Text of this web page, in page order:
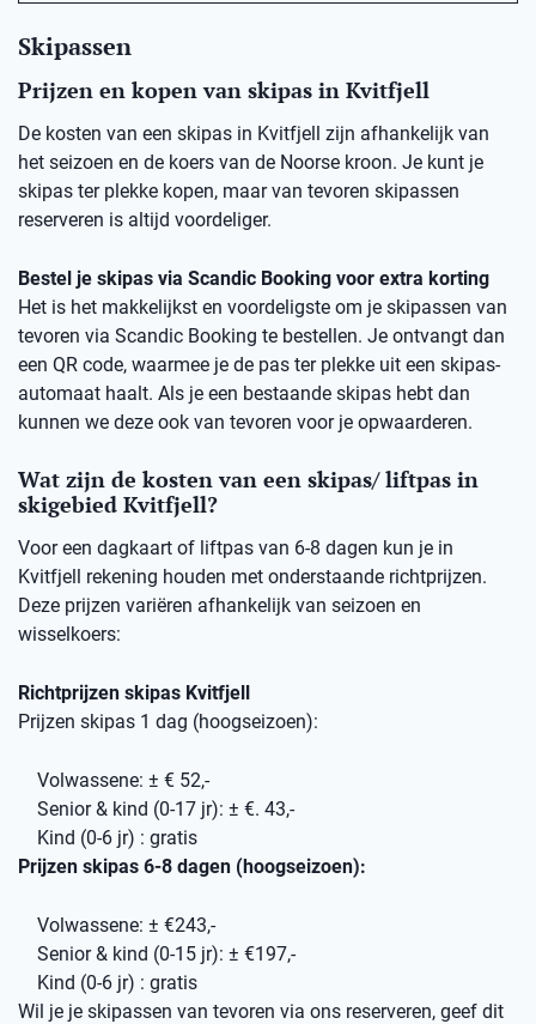
Skipassen
Prijzen en kopen van skipas in Kvitfjell
De kosten van een skipas in Kvitfjell zijn afhankelijk van
het seizoen en de koers van de Noorse kroon. Je kunt je
skipas ter plekke kopen, maar van tevoren skipassen
reserveren is altijd voordeliger.
Bestel je skipas via Scandic Booking voor extra korting
Het is het makkelijkst en voordeligste om je skipassen van
tevoren via Scandic Booking te bestellen. Je ontvangt dan
een QR code, waarmee je de pas ter plekke uit een skipas-
automaat haalt. Als je een bestaande skipas hebt dan
kunnen we deze ook van tevoren voor je opwaarderen.
Wat zijn de kosten van een skipas/ liftpas in
skigebied Kvitfjell?
Voor een dagkaart of liftpas van 6-8 dagen kun je in
Kvitfjell rekening houden met onderstaande richtprijzen.
Deze prijzen variëren afhankelijk van seizoen en
wisselkoers:
Richtprijzen skipas Kvitfjell
Prijzen skipas 1 dag (hoogseizoen):
Volwassene: ± € 52,-
Senior & kind (0-17 jr): ± €. 43,-
Kind (0-6 jr) : gratis
Prijzen skipas 6-8 dagen (hoogseizoen):
Volwassene: ± €243,-
Senior & kind (0-15 jr): ± €197,-
Kind (0-6 jr) : gratis
Wil je je skipassen van tevoren via ons reserveren, geef dit